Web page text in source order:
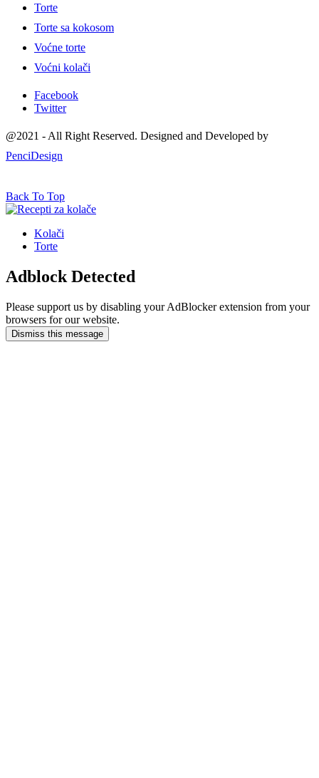
Torte
Torte sa kokosom
Voćne torte
Voćni kolači
Facebook
Twitter
@2021 - All Right Reserved. Designed and Developed by
PenciDesign
Back To Top
Kolači
Torte
Adblock Detected
Please support us by disabling your AdBlocker extension from your
browsers for our website.
Dismiss this message